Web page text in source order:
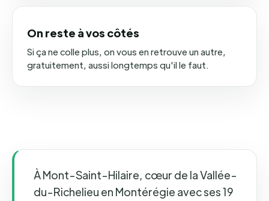
On reste à vos côtés
Si ça ne colle plus, on vous en retrouve un autre,
gratuitement, aussi longtemps qu'il le faut.
À Mont-Saint-Hilaire, cœur de la Vallée-
du-Richelieu en Montérégie avec ses 19